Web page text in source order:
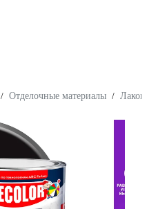
/ Отделочные материалы /